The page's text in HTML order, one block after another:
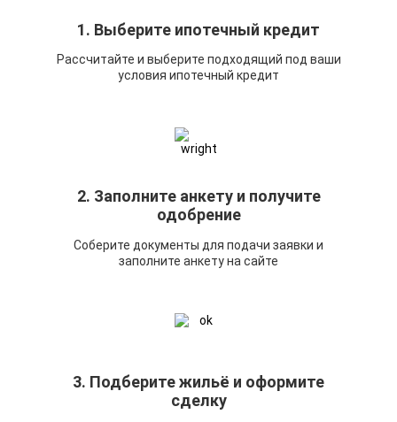
1. Выберите ипотечный кредит
Рассчитайте и выберите подходящий под ваши
условия ипотечный кредит
2. Заполните анкету и получите
одобрение
Соберите документы для подачи заявки и
заполните анкету на сайте
3. Подберите жильё и оформите
сделку